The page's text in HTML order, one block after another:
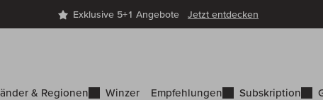
Exklusive 5+1 Angebote Jetzt entdecken
& Regionen Winzer Empfehlungen Subskription